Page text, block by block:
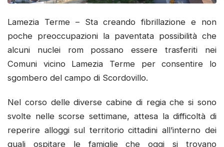
Lamezia Terme – Sta creando fibrillazione e non
poche preoccupazioni la paventata possibilità che
alcuni nuclei rom possano essere trasferiti nei
Comuni vicino Lamezia Terme per consentire lo
sgombero del campo di Scordovillo.
Nel corso delle diverse cabine di regia che si sono
svolte nelle scorse settimane, attesa la difficoltà di
reperire alloggi sul territorio cittadini all’interno dei
quali ospitare le famiglie che oggi si trovano